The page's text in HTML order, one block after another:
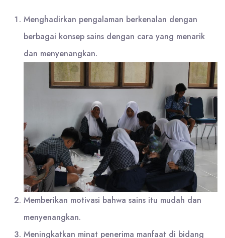
Menghadirkan pengalaman berkenalan dengan
berbagai konsep sains dengan cara yang menarik
dan menyenangkan.
Memberikan motivasi bahwa sains itu mudah dan
menyenangkan.
Meningkatkan minat penerima manfaat di bidang